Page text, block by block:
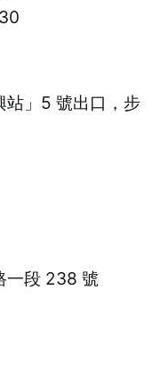
站」5 號出口，步
一段 238 號